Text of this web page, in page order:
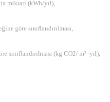
miktarı (kWh/yıl),
göre sınıflandırılması,
sınıflandırılması (kg CO2/ m² -yıl),